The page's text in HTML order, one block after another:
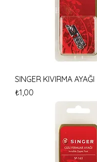
SINGER KIVIRMA AYAĞI
Fiyat
₺1,00